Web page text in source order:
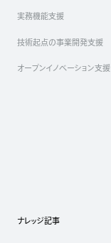
実務機能支援
技術起点の事業開発支援
オープンイノベーション支援
ナレッジ記事